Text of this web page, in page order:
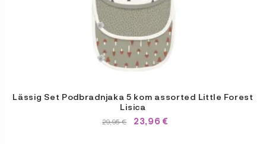
Lässig Set Podbradnjaka 5 kom assorted Little Forest
Lisica
IZVORNA
29,95€TRENUTNA
23,96€